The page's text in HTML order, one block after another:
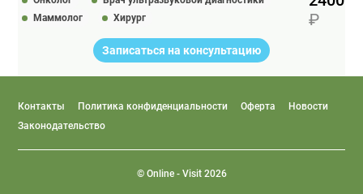
Маммолог
Хирург
Записаться на консультацию
Контакты Политика конфиденциальности Оферта
Новости
Законодательство
© Online - Visit 2026